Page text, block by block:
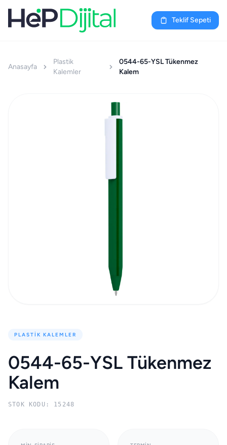
Teklif Sepeti
Anasayfa
Plastik
Kalemler
0544-65-YSL Tükenmez
Kalem
PLASTIK KALEMLER
0544-65-YSL Tükenmez
Kalem
STOK KODU: 15248